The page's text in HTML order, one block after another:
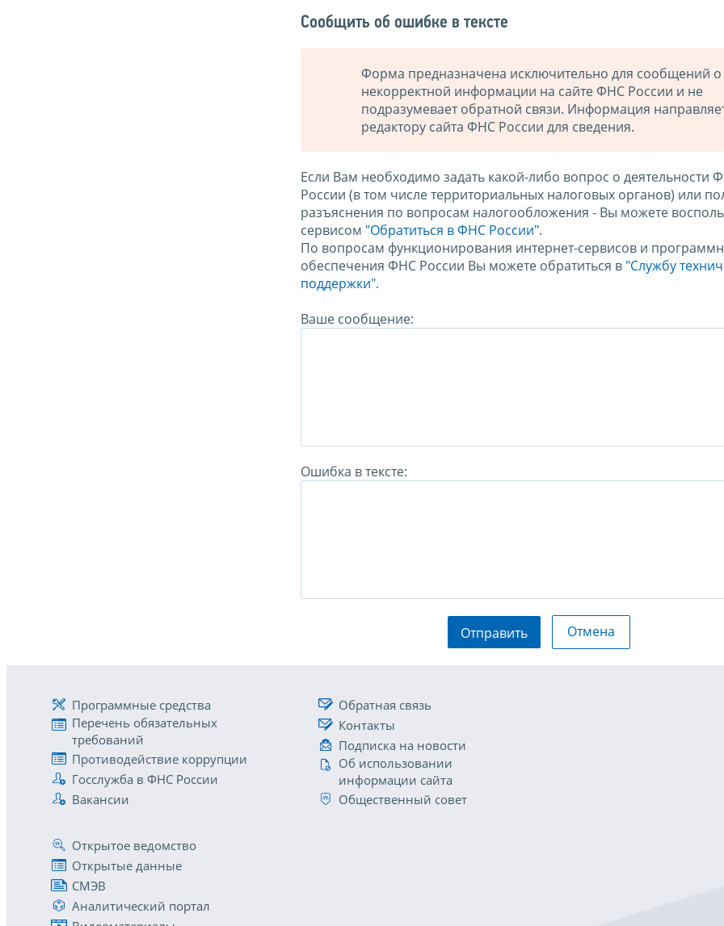
Сообщить об ошибке в тексте
Форма предназначена исключительно для сообщений о
некорректной информации на сайте ФНС России и не
подразумевает обратной связи. Информация
редактору сайта ФНС России для сведения.
Если Вам необходимо задать какой-либо вопрос о деятельности
России (в том числе территориальных налоговых органов) или
разъяснения по вопросам налогообложения - Вы можете
сервисом "Обратиться в ФНС России".
По вопросам функционирования интернет-сервисов и
обеспечения ФНС России Вы можете обратиться в "Службу
поддержки".
Ваше сообщение:
Ошибка в тексте:
Отправить Отмена
Программные средства
Перечень обязательных
требований
Противодействие коррупции
Госслужба в ФНС России
Вакансии
Обратная связь
Контакты
Подписка на новости
Об использовании
информации сайта
Общественный совет
Открытое ведомство
Открытые данные
СМЭВ
Аналитический портал